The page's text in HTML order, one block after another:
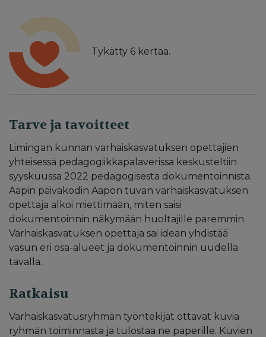
Tykätty 6 kertaa.
Tarve ja tavoitteet
Limingan kunnan varhaiskasvatuksen opettajien
yhteisessä pedagogiikkapalaverissa keskusteltiin
syyskuussa 2022 pedagogisesta dokumentoinnista.
Aapin päiväkodin Aapon tuvan varhaiskasvatuksen
opettaja alkoi miettimään, miten saisi
dokumentoinnin näkymään huoltajille paremmin.
Varhaiskasvatuksen opettaja sai idean yhdistää
vasun eri osa-alueet ja dokumentoinnin uudella
tavalla.
Ratkaisu
Varhaiskasvatusryhmän työntekijät ottavat kuvia
ryhmän toiminnasta ja tulostaa ne paperille. Kuvien